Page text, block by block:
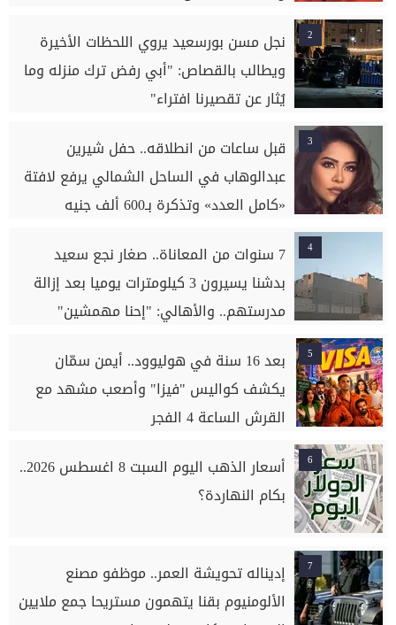
2
نجل مسن بورسعيد يروي اللحظات الأخيرة
ويطالب بالقصاص: "أبي رفض ترك منزله وما
يُثار عن تقصيرنا افتراء"
3
قبل ساعات من انطلاقه.. حفل شيرين
عبدالوهاب في الساحل الشمالي يرفع لافتة
«كامل العدد» وتذكرة بـ600 ألف جنيه
4
7 سنوات من المعاناة.. صغار نجع سعيد
بدشنا يسيرون 3 كيلومترات يوميا بعد إزالة
مدرستهم.. والأهالي: "إحنا مهمشين"
5
بعد 16 سنة في هوليوود.. أيمن سمّان
يكشف كواليس "فيزا" وأصعب مشهد مع
القرش الساعة 4 الفجر
6
أسعار الذهب اليوم السبت 8 اغسطس 2026..
بكام النهاردة؟
7
إديناله تحويشة العمر.. موظفو مصنع
الألومنيوم بقنا يتهمون مستريحا جمع ملايين